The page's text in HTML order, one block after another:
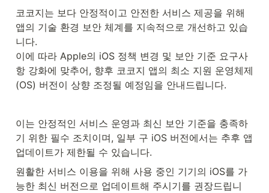
코코지는 보다 안정적이고 안전한 서비스 제공을 위해
앱의 기술 환경 보안 체계를 지속적으로 개선하고 있습
니다.
이에 따라 Apple의 iOS 정책 변경 및 보안 기준 요구사
항 강화에 맞추어, 향후 코코지 앱의 최소 지원 운영체제
(OS) 버전이 상향 조정될 예정임을 안내드립니다.
이는 안정적인 서비스 운영과 최신 보안 기준을 충족하
기 위한 필수 조치이며, 일부 구 iOS 버전에서는 추후 앱
업데이트가 제한될 수 있습니다.
원활한 서비스 이용을 위해 사용 중인 기기의 iOS를 가
능한 최신 버전으로 업데이트해 주시기를 권장드립니